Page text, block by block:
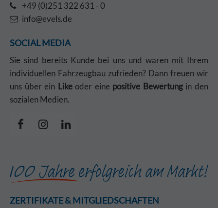
+49 (0)251 322 631 - 0
info@evels.de
SOCIAL MEDIA
Sie sind bereits Kunde bei uns und waren mit Ihrem
individuellen Fahrzeugbau zufrieden? Dann freuen wir
uns über ein Likeoder eine positive Bewertungin den
sozialen Medien.
ZERTIFIKATE & MITGLIEDSCHAFTEN